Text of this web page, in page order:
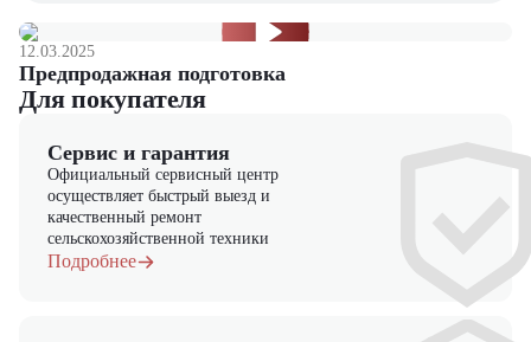
обработку грузов, а также высокую производительность на любом
предприятии.
Купить Дизельный вилочный погрузчик Zauberg DS25
компании
"ЦТО"
дилером и предлагает новые модели техники. На нашем сайте вы
найдете широкий выбор спецтехники, вилочной и малой складской
техники, навесного оборудования и запчастей.
12.03.2025
Предпродажная подготовка
Для покупателя
Сервис и гарантия
Официальный сервисный центр
осуществляет быстрый выезд и
качественный ремонт
сельскохозяйственной техники
Подробнее